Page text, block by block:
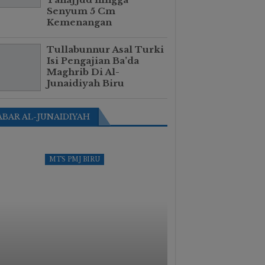
Senyum 5 Cm
Kemenangan
Tullabunnur Asal Turki
Isi Pengajian Ba’da
Maghrib Di Al-
Junaidiyah Biru
AL-JUNAIDIYAH
MTS PMJ BIRU